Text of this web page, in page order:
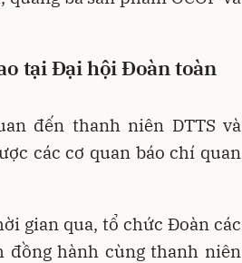
tại Đại hội Đoàn toàn
đến thanh niên DTTS và
các cơ quan báo chí quan
gian qua, tổ chức Đoàn các
hành cùng thanh niên